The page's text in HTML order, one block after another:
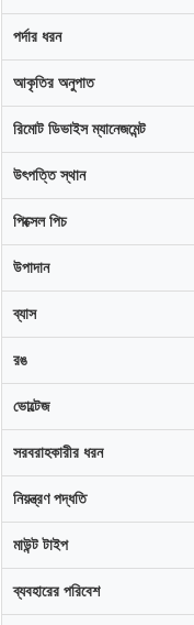
পর্দার ধরন
আকৃতির অনুপাত
রিমোট ডিভাইস ম্যানেজমেন্ট
উৎপত্তি স্থান
পিক্সেল পিচ
উপাদান
ব্যাস
রঙ
ভোল্টেজ
সরবরাহকারীর ধরন
নিয়ন্ত্রণ পদ্ধতি
মাউন্ট টাইপ
ব্যবহারের পরিবেশ